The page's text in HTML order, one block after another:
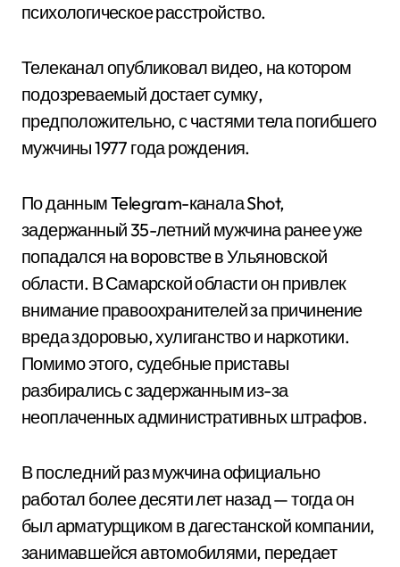
психологическое расстройство.
Телеканал опубликовал видео, на котором
подозреваемый достает сумку,
предположительно, с частями тела погибшего
мужчины 1977 года рождения.
По данным Telegram-канала Shot,
задержанный 35-летний мужчина ранее уже
попадался на воровстве в Ульяновской
области. В Самарской области он привлек
внимание правоохранителей за причинение
вреда здоровью, хулиганство и наркотики.
Помимо этого, судебные приставы
разбирались с задержанным из-за
неоплаченных административных штрафов.
В последний раз мужчина официально
работал более десяти лет назад — тогда он
был арматурщиком в дагестанской компании,
занимавшейся автомобилями, передает